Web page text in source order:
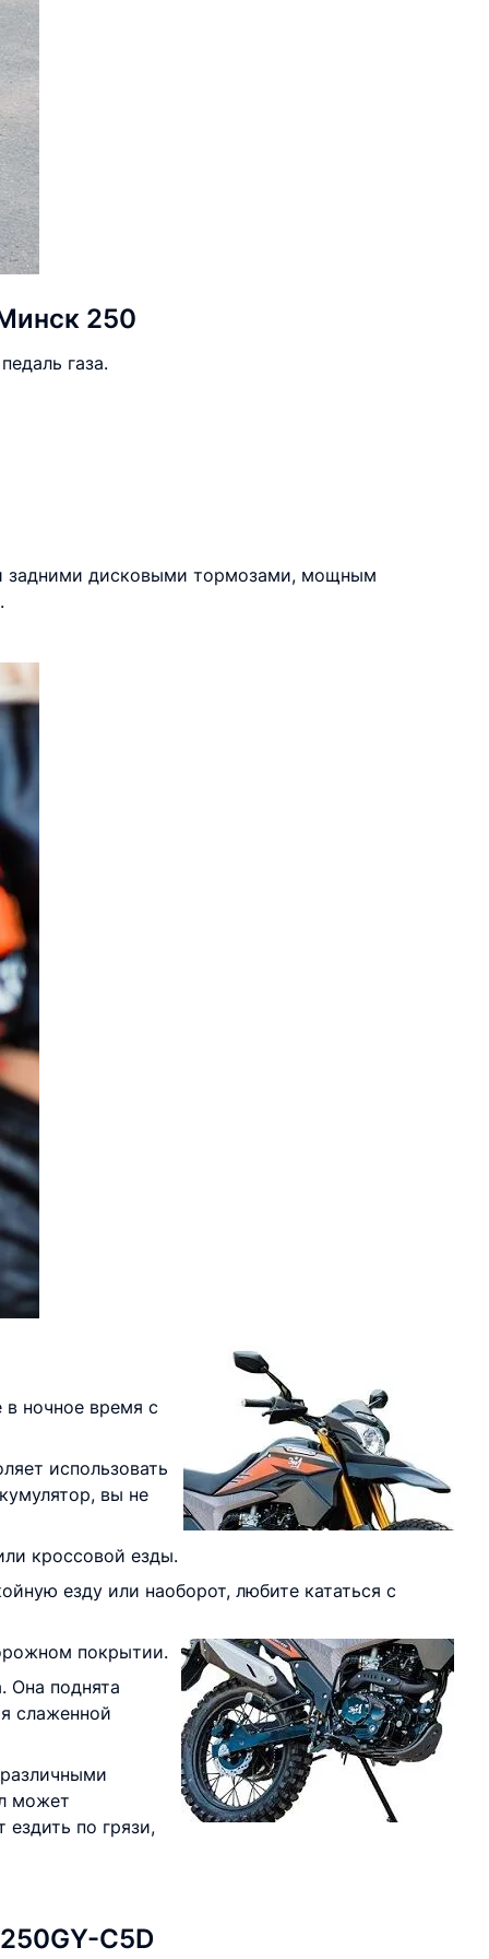
250
газа.
задними дисковыми тормозами, мощным
в ночное время с
использовать
вы не
кроссовой езды.
езду или наоборот, любите кататься с
покрытии.
Она поднята
слаженной
может
по грязи,
C5D